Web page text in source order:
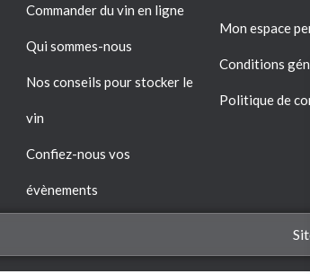
Commander du vin en ligne
Qui sommes-nous
Nos conseils pour stocker le
vin
Confiez-nous vos
évènements
Mon espace
Conditions
Politique de